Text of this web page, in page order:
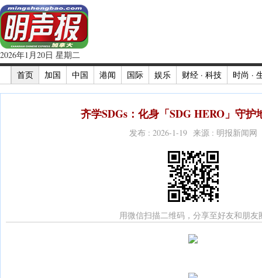
2026年1月20日 星期二
首页
加国 中国 港闻 国际 娱乐 财经 · 科技 时尚 ·
齐学SDGs：化身「SDG HERO」守护
发布 : 2026-1-19 来源 : 明报新闻网
用微信扫描二维码，分享至好友和朋友